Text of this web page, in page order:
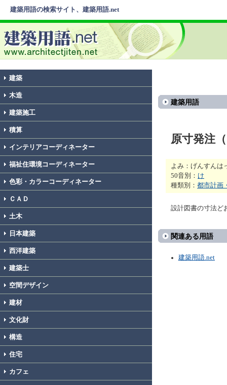
建築用語の検索サイト、建築用語.net
建築
木造
建築施工
積算
インテリアコーディネーター
福祉住環境コーディネーター
色彩・カラーコーディネーター
ＣＡＤ
土木
日本建築
西洋建築
建築士
空間デザイン
建材
文化財
構造
住宅
カフェ
建築用語
原寸発注
よみ：げんすんは
50音別： け
種類別： 都市計画
設計図書の寸法ど
関連ある用語
建築用語.net